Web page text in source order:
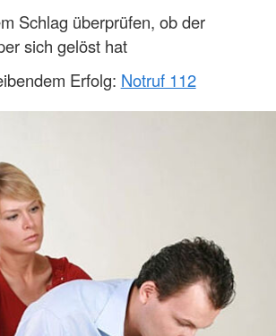
Schlag überprüfen, ob der
sich gelöst hat
Erfolg: Notruf 112